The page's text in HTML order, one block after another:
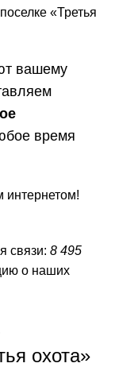
«Третья
вашему
время
интернетом!
связи: 8 495
о наших
охота»